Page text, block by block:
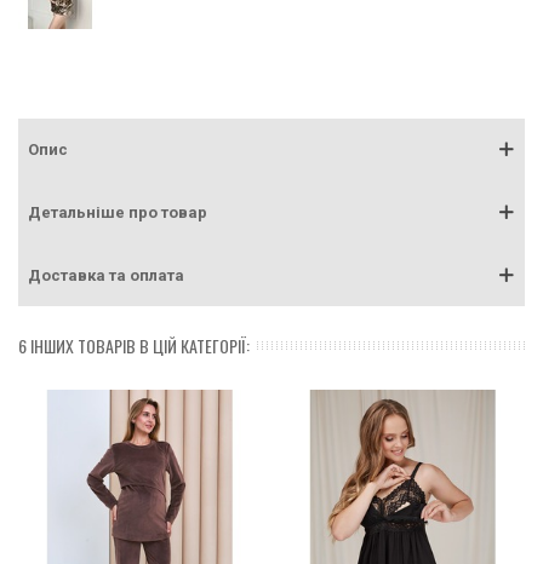
Опис
Детальніше про товар
Доставка та оплата
6 ІНШИХ ТОВАРІВ В ЦІЙ КАТЕГОРІЇ: